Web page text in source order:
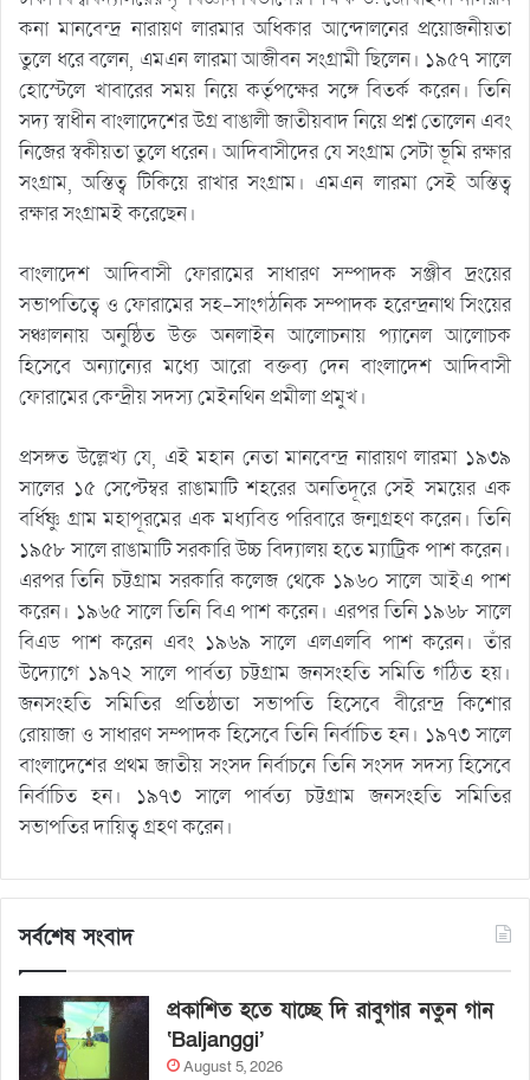
কনা মানবেন্দ্র নারায়ণ লারমার অধিকার আন্দোলনের প্রয়োজনীয়তা
তুলে ধরে বলেন, এমএন লারমা আজীবন সংগ্রামী ছিলেন। ১৯৫৭ সালে
হোস্টেলে খাবারের সময় নিয়ে কর্তৃপক্ষের সঙ্গে বিতর্ক করেন। তিনি
সদ্য স্বাধীন বাংলাদেশের উগ্র বাঙালী জাতীয়বাদ নিয়ে প্রশ্ন তোলেন এবং
নিজের স্বকীয়তা তুলে ধরেন। আদিবাসীদের যে সংগ্রাম সেটা ভূমি রক্ষার
সংগ্রাম, অস্তিত্ব টিকিয়ে রাখার সংগ্রাম। এমএন লারমা সেই অস্তিত্ব
রক্ষার সংগ্রামই করেছেন।
বাংলাদেশ আদিবাসী ফোরামের সাধারণ সম্পাদক সঞ্জীব দ্রংয়ের
সভাপতিত্বে ও ফোরামের সহ-সাংগঠনিক সম্পাদক হরেন্দ্রনাথ সিংয়ের
সঞ্চালনায় অনুষ্ঠিত উক্ত অনলাইন আলোচনায় প্যানেল আলোচক
হিসেবে অন্যান্যের মধ্যে আরো বক্তব্য দেন বাংলাদেশ আদিবাসী
ফোরামের কেন্দ্রীয় সদস্য মেইনথিন প্রমীলা প্রমুখ।
প্রসঙ্গত উল্লেখ্য যে, এই মহান নেতা মানবেন্দ্র নারায়ণ লারমা ১৯৩৯
সালের ১৫ সেপ্টেম্বর রাঙামাটি শহরের অনতিদূরে সেই সময়ের এক
বর্ধিষ্ণু গ্রাম মহাপূরমের এক মধ্যবিত্ত পরিবারে জন্মগ্রহণ করেন। তিনি
১৯৫৮ সালে রাঙামাটি সরকারি উচ্চ বিদ্যালয় হতে ম্যাট্রিক পাশ করেন।
এরপর তিনি চট্টগ্রাম সরকারি কলেজ থেকে ১৯৬০ সালে আইএ পাশ
করেন। ১৯৬৫ সালে তিনি বিএ পাশ করেন। এরপর তিনি ১৯৬৮ সালে
বিএড পাশ করেন এবং ১৯৬৯ সালে এলএলবি পাশ করেন। তাঁর
উদ্যোগে ১৯৭২ সালে পার্বত্য চট্টগ্রাম জনসংহতি সমিতি গঠিত হয়।
জনসংহতি সমিতির প্রতিষ্ঠাতা সভাপতি হিসেবে বীরেন্দ্র কিশোর
রোয়াজা ও সাধারণ সম্পাদক হিসেবে তিনি নির্বাচিত হন। ১৯৭৩ সালে
বাংলাদেশের প্রথম জাতীয় সংসদ নির্বাচনে তিনি সংসদ সদস্য হিসেবে
নির্বাচিত হন। ১৯৭৩ সালে পার্বত্য চট্টগ্রাম জনসংহতি সমিতির
সভাপতির দায়িত্ব গ্রহণ করেন।
সর্বশেষ সংবাদ
প্রকাশিত হতে যাচ্ছে দি রাবুগার নতুন গান
‘Baljanggi’
August 5, 2026